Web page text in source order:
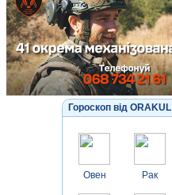
Гороскоп від ORAKUL
Овен Рак